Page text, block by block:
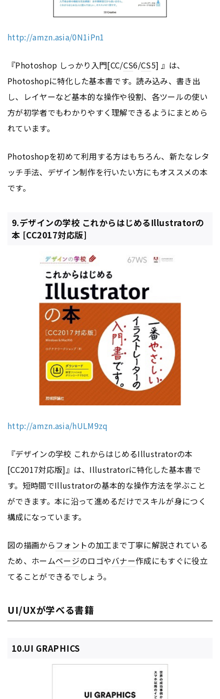
http://amzn.asia/0N1iPn1
『Photoshop しっかり入門[CC/CS6/CS5] 』は、
Photoshopに特化した基本書です。読み込み、書き出
し、レイヤーなど基本的な操作や役割、各ツールの使い
方が初学者でもわかりやすく理解できるようにまとめら
れています。
Photoshopを初めて利用する方はもちろん、新たなレタ
ッチ手法、デザイン制作を行いたい方にもオススメの本
です。
9.デザインの学校 これからはじめるIllustratorの
本 [CC2017対応版]
http://amzn.asia/hULM9zq
『デザインの学校 これからはじめるIllustratorの本
[CC2017対応版]』は、Illustratorに特化した基本書で
す。短時間でIllustratorの基本的な操作方法を学ぶこと
ができます。本に沿って進めるだけでスキルが身につく
構成になっています。
図の描画からフォントの加工まで丁寧に解説されている
ため、ホームページのロゴやバナー作成にもすぐに役立
てることができるでしょう。
UI/UXが学べる書籍
10.UI GRAPHICS